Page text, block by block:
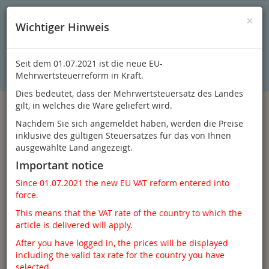
Einkaufserlebnis. Dabei werden beispielsweise die Session-
gespeichert. Ohne Cookies ist der Funktionsumfang des
Online-Shops eingeschränkt.Sind Sie damit nicht
einverstanden, klicken Sie bitte hier.
ToggleMenü
×
Wichtiger Hinweis
Seit dem 01.07.2021 ist die neue EU-
Mehrwertsteuerreform in Kraft.
Dies bedeutet, dass der Mehrwertsteuersatz des Landes
gilt, in welches die Ware geliefert wird.
Nachdem Sie sich angemeldet haben, werden die Preise
inklusive des gültigen Steuersatzes für das von Ihnen
ausgewählte Land angezeigt.
Important notice
Since 01.07.2021 the new EU VAT reform entered into
force.
This means that the VAT rate of the country to which the
article is delivered will apply.
After you have logged in, the prices will be displayed
including the valid tax rate for the country you have